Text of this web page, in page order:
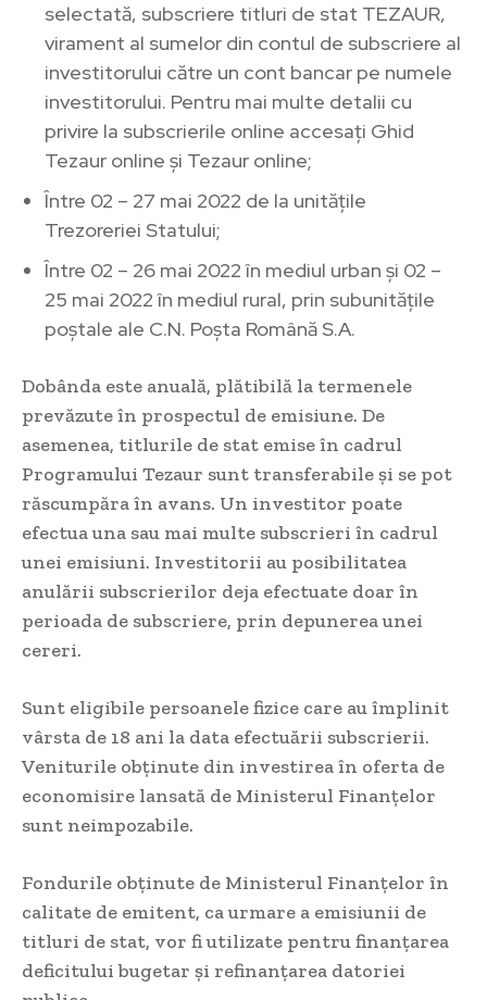
selectată, subscriere titluri de stat TEZAUR,
virament al sumelor din contul de subscriere al
investitorului către un cont bancar pe numele
investitorului. Pentru mai multe detalii cu
privire la subscrierile online accesați Ghid
Tezaur online și Tezaur online;
Între 02 – 27 mai 2022 de la unitățile
Trezoreriei Statului;
Între 02 – 26 mai 2022 în mediul urban și 02 –
25 mai 2022 în mediul rural, prin subunitățile
poștale ale C.N. Poșta Română S.A.
Dobânda este anuală, plătibilă la termenele
prevăzute în prospectul de emisiune. De
asemenea, titlurile de stat emise în cadrul
Programului Tezaur sunt transferabile și se pot
răscumpăra în avans. Un investitor poate
efectua una sau mai multe subscrieri în cadrul
unei emisiuni. Investitorii au posibilitatea
anulării subscrierilor deja efectuate doar în
perioada de subscriere, prin depunerea unei
cereri.
Sunt eligibile persoanele fizice care au împlinit
vârsta de 18 ani la data efectuării subscrierii.
Veniturile obținute din investirea în oferta de
economisire lansată de Ministerul Finanțelor
sunt neimpozabile.
Fondurile obținute de Ministerul Finanțelor în
calitate de emitent, ca urmare a emisiunii de
titluri de stat, vor fi utilizate pentru finanțarea
deficitului bugetar și refinanțarea datoriei